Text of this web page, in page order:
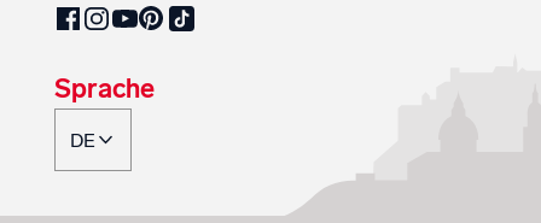
SalzburgMilch auf Facebook
SalzburgMilch auf Instagram
SalzburgMilch auf YouTube
SalzburgMilch auf Pinterest
SalzburgMilch auf TikTok
Sprache